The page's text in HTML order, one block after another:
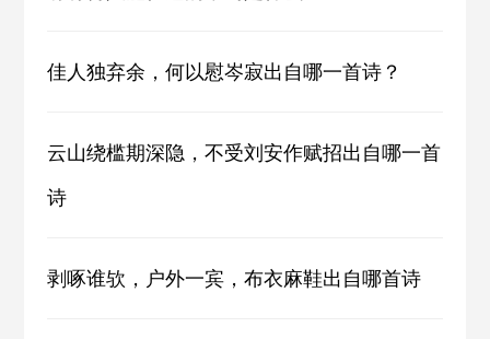
佳人独弃余，何以慰岑寂出自哪一首诗？
云山绕槛期深隐，不受刘安作赋招出自哪一首
诗
剥啄谁欤，户外一宾，布衣麻鞋出自哪首诗